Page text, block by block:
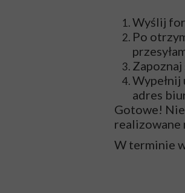
Wyślij
Po
Wypełnij
adres
Gotowe!
realizowane
W terminie